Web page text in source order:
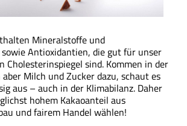
Mineralstoffe und
Antioxidantien, die gut für unser
Cholesterinspiegel sind. Kommen in der
Milch und Zucker dazu, schaut es
aus – auch in der Klimabilanz. Daher
hohem Kakaoanteil aus
und fairem Handel wählen!